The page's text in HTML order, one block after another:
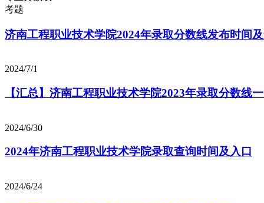
考题
济南工程职业技术学院2024年录取分数线发布时间
2024/7/1
【汇总】济南工程职业技术学院2023年录取分数线
2024/6/30
2024年济南工程职业技术学院录取查询时间及入口
2024/6/24